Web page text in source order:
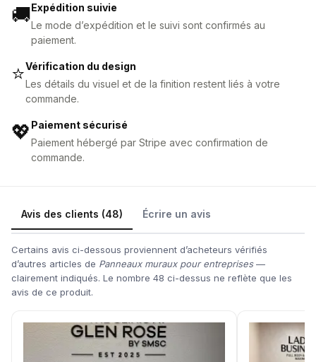
🚚Expédition suivie
Le mode d’expédition et le suivi sont confirmés au
paiement.
⭐Vérification du design
Les détails du visuel et de la finition restent liés à votre
commande.
💖 Paiement sécurisé
Paiement hébergé par Stripe avec confirmation de
commande.
Avis des clients (48) Écrire un avis
Certains avis ci-dessous proviennent d’acheteurs vérifiés
d’autres articles de Panneaux muraux pour entreprises—
clairement indiqués. Le nombre 48 ci-dessus ne reflète que les
avis de ce produit.